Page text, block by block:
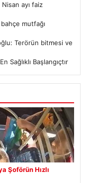
Nisan ayı faiz
mutfağı
Terörün bitmesi ve
Sağlıklı Başlangıçtır
Şoförün Hızlı